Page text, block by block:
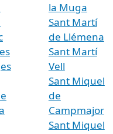
la Muga
Sant Martí
de Llémena
Sant Martí
Vell
Sant Miquel
de
Campmajor
Sant Miquel